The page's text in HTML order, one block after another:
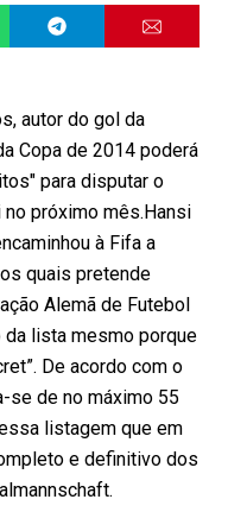
autor do gol da
Copa de 2014 poderá
para disputar o
no próximo mês.Hansi
à Fifa a
quais pretende
Alemã de Futebol
lista mesmo porque
De acordo com o
se de no máximo 55
listagem que em
e definitivo dos